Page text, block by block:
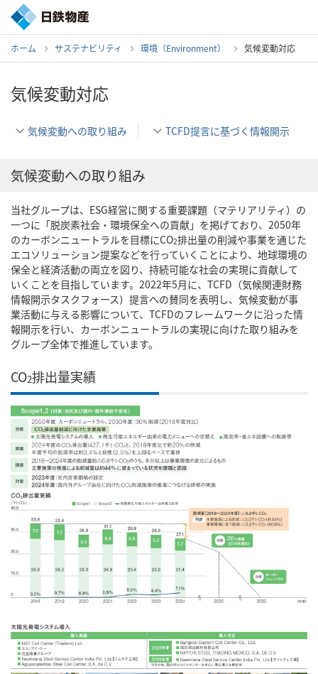
ホーム サステナビリティ 環境（Environment） 気候変動対応
気候変動対応
気候変動への取り組み TCFD提言に基づく情報開示
気候変動への取り組み
当社グループは、ESG経営に関する重要課題（マテリアリティ）の
一つに「脱炭素社会・環境保全への貢献」を掲げており、2050年
のカーボンニュートラルを目標にCO2排出量の削減や事業を通じた
エコソリューション提案などを行っていくことにより、地球環境の
保全と経済活動の両立を図り、持続可能な社会の実現に貢献して
いくことを目指しています。2022年5月に、TCFD（気候関連財務
情報開示タスクフォース）提言への賛同を表明し、気候変動が事
業活動に与える影響について、TCFDのフレームワークに沿った情
報開示を行い、カーボンニュートラルの実現に向けた取り組みを
グループ全体で推進しています。
CO2排出量実績